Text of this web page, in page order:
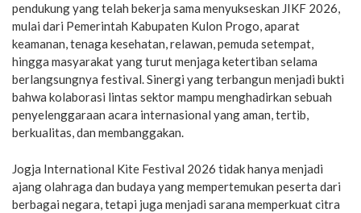
pendukung yang telah bekerja sama menyukseskan JIKF 2026,
mulai dari Pemerintah Kabupaten Kulon Progo, aparat
keamanan, tenaga kesehatan, relawan, pemuda setempat,
hingga masyarakat yang turut menjaga ketertiban selama
berlangsungnya festival. Sinergi yang terbangun menjadi bukti
bahwa kolaborasi lintas sektor mampu menghadirkan sebuah
penyelenggaraan acara internasional yang aman, tertib,
berkualitas, dan membanggakan.
Jogja International Kite Festival 2026 tidak hanya menjadi
ajang olahraga dan budaya yang mempertemukan peserta dari
berbagai negara, tetapi juga menjadi sarana memperkuat citra